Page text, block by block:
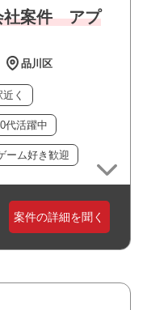
社案件 アプ
品川区
近く
代活躍中
ーム好き歓迎
が可能です
案件の詳細を聞く
ント,Googleスライ